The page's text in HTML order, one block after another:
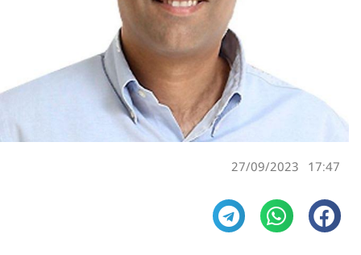
17:47
27/09/2023